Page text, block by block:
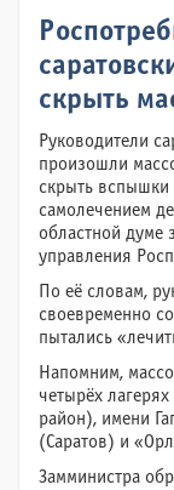
скрыть
Руководители
произошли
скрыть вспышки
самолечением
областной думе
управления
По её словам,
своевременно
пытались
Напомним,
четырёх
район), имени
(Саратов) и
Замминистра